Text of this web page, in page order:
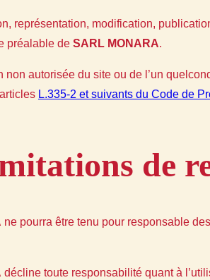
représentation, modification,
préalable de SARL MONARA.
non autorisée du site ou de l’un
L.335-2 et suivants du Code de
de
ne pourra être tenu pour responsable
décline toute responsabilité quant à